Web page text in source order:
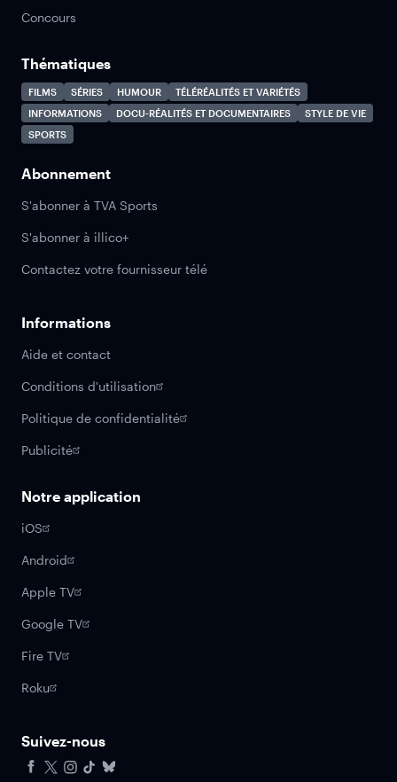
Concours
Thématiques
FILMS SÉRIES HUMOUR
TÉLÉRÉALITÉS ET VARIÉTÉS
INFORMATIONS
DOCU-RÉALITÉS ET DOCUMENTAIRES
STYLE DE VIE
SPORTS
Abonnement
S'abonner à TVA Sports
S'abonner à illico+
Contactez votre fournisseur télé
Informations
Aide et contact
Conditions d'utilisation
Politique de confidentialité
Publicité
Notre application
iOS
Android
Apple TV
Google TV
Fire TV
Roku
Suivez-nous